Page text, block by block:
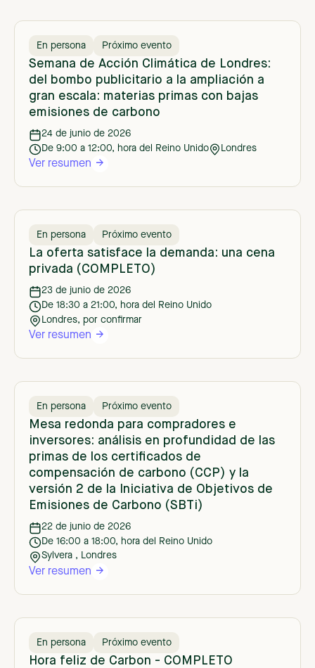
En persona Próximo evento
Semana de Acción Climática de Londres:
del bombo publicitario a la ampliación a
gran escala: materias primas con bajas
emisiones de carbono
24 de junio de 2026
De 9:00 a 12:00, hora del Reino Unido
Londres
Ver resumen
En persona Próximo evento
La oferta satisface la demanda: una cena
privada (COMPLETO)
23 de junio de 2026
De 18:30 a 21:00, hora del Reino Unido
Londres, por confirmar
Ver resumen
En persona Próximo evento
Mesa redonda para compradores e
inversores: análisis en profundidad de las
primas de los certificados de
compensación de carbono (CCP) y la
versión 2 de la Iniciativa de Objetivos de
Emisiones de Carbono (SBTi)
22 de junio de 2026
De 16:00 a 18:00, hora del Reino Unido
Sylvera , Londres
Ver resumen
En persona Próximo evento
Hora feliz de Carbon - COMPLETO